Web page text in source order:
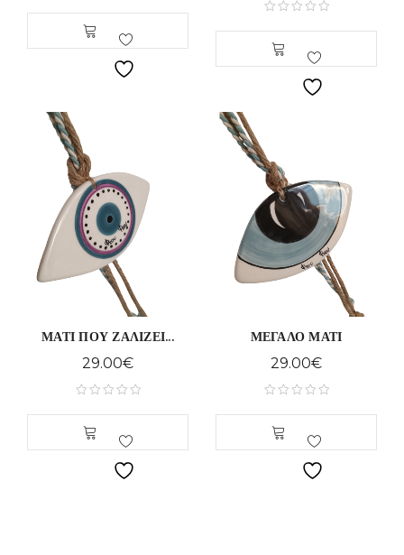
ΜΑΤΙ ΠΟΥ ΖΑΛΙΖΕΙ...
29.00€
ΜΕΓΑΛΟ ΜΑΤΙ
29.00€